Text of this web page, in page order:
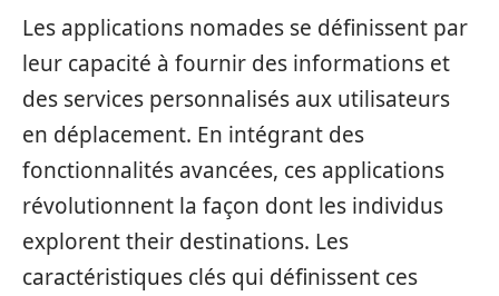
Les applications nomades se définissent par
leur capacité à fournir des informations et
des services personnalisés aux utilisateurs
en déplacement. En intégrant des
fonctionnalités avancées, ces applications
révolutionnent la façon dont les individus
explorent their destinations. Les
caractéristiques clés qui définissent ces